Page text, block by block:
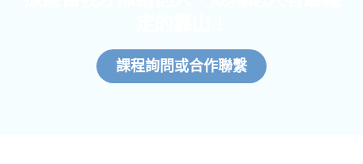
課程詢問或合作聯繫